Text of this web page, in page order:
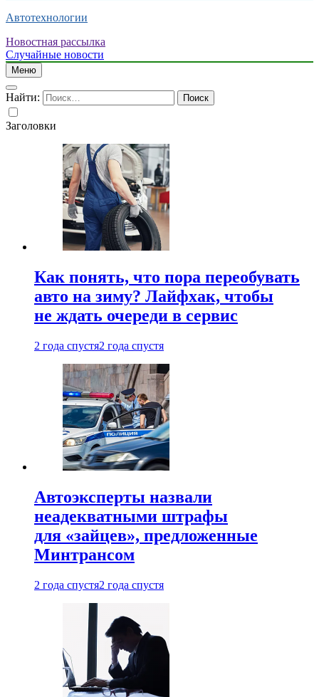
Автотехнологии
Новостная рассылка
Случайные новости
Меню
Найти:
Заголовки
Как понять, что пора переобувать
авто на зиму? Лайфхак, чтобы
не ждать очереди в сервис
2 года спустя2 года спустя
Автоэксперты назвали
неадекватными штрафы
для «зайцев», предложенные
Минтрансом
2 года спустя2 года спустя